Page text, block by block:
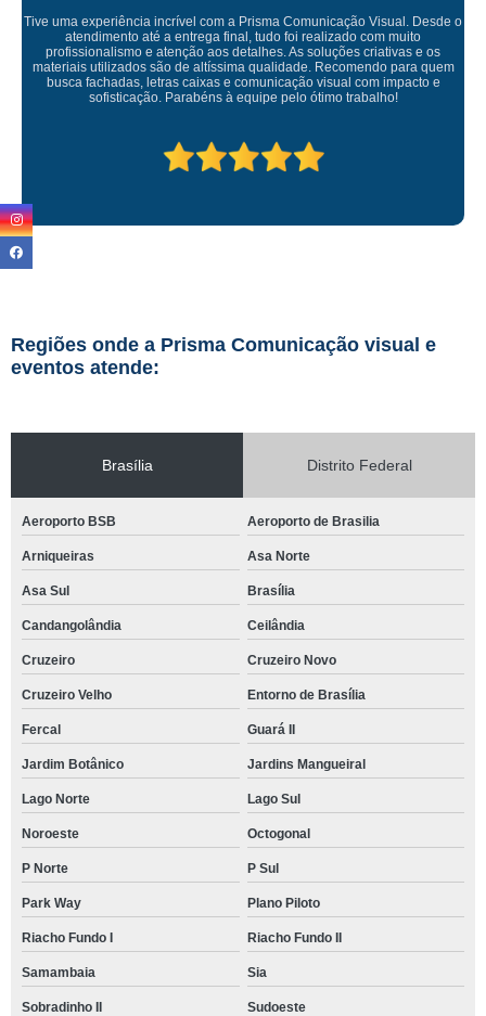
Visual. Desde o
realizado com muito
soluções criativas e os
Recomendo para quem
visual com impacto e
ótimo trabalho!
Empresa maravilhosa, entregue antes
ficou perfeita, indico de
Regiões onde a Prisma Comunicação visual e
eventos atende:
Brasília Distrito Federal
Aeroporto BSB Aeroporto de Brasilia
Arniqueiras Asa Norte
Asa Sul Brasília
Candangolândia Ceilândia
Cruzeiro Cruzeiro Novo
Cruzeiro Velho Entorno de Brasília
Fercal Guará II
Jardim Botânico Jardins Mangueiral
Lago Norte Lago Sul
Noroeste Octogonal
P Norte P Sul
Park Way Plano Piloto
Riacho Fundo I Riacho Fundo II
Samambaia Sia
Sobradinho II Sudoeste